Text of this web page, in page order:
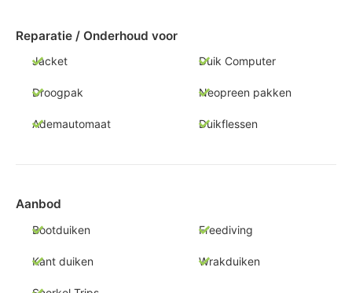
Reparatie / Onderhoud voor
Jacket Duik Computer
Droogpak Neopreen pakken
Ademautomaat Duikflessen
Aanbod
Bootduiken Freediving
Kant duiken Wrakduiken